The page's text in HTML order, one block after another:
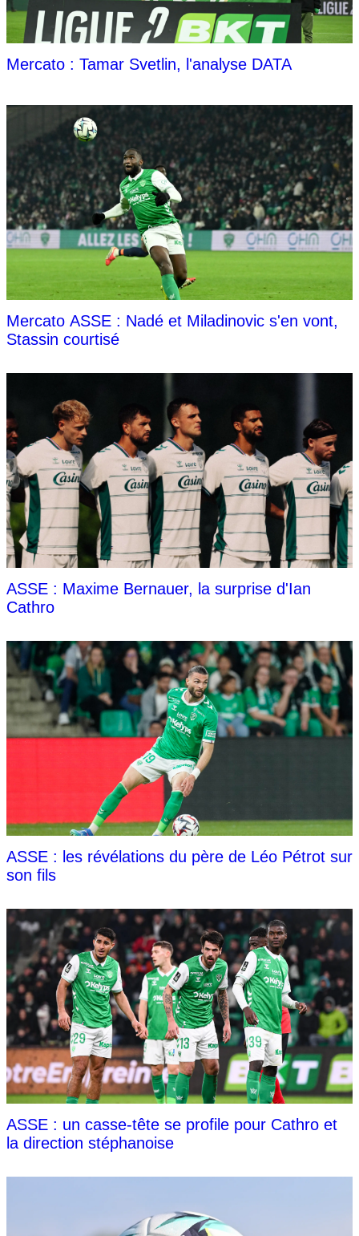
Mercato : Tamar Svetlin, l'analyse DATA
Mercato ASSE : Nadé et Miladinovic s'en vont,
Stassin courtisé
ASSE : Maxime Bernauer, la surprise d'Ian
Cathro
ASSE : les révélations du père de Léo Pétrot sur
son fils
ASSE : un casse-tête se profile pour Cathro et
la direction stéphanoise